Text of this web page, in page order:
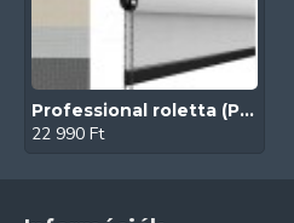
Professional roletta (Prisma FR)
22 990 Ft